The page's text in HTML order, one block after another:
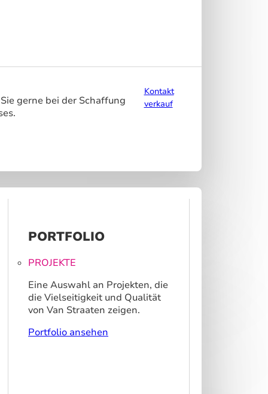
gerne bei der Schaffung
Kontakt
verkauf
PORTFOLIO
PROJEKTE
Eine Auswahl an Projekten, die
die Vielseitigkeit und Qualität
von Van Straaten zeigen.
Portfolio ansehen